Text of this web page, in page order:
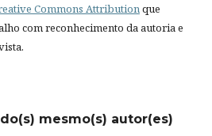
Commons Attributionque
com reconhecimento da autoria e
mesmo(s) autor(es)